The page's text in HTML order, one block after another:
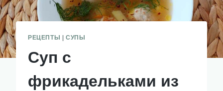
РЕЦЕПТЫ СУПЫ
Суп с
фрикадельками из